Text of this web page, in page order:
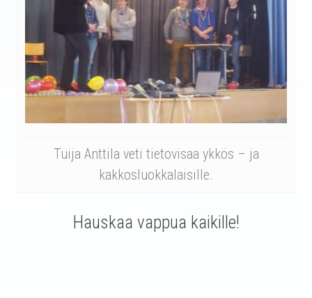
Tuija Anttila veti tietovisaa ykkös – ja
kakkosluokkalaisille.
Hauskaa vappua kaikille!